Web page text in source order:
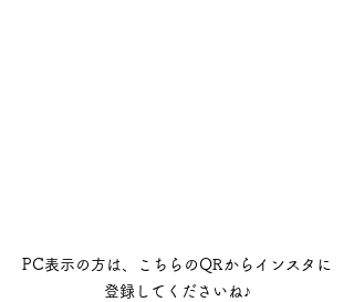
PC表示の方は、こちらのQRからインスタに
登録してくださいね♪